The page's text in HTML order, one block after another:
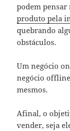
podem
produto pela
quebrando
obstáculos.
Um negócio
negócio
mesmos.
Afinal, o
vender, seja